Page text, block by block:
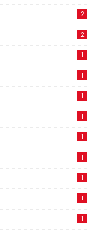
2
2
1
1
1
1
1
1
1
1
1